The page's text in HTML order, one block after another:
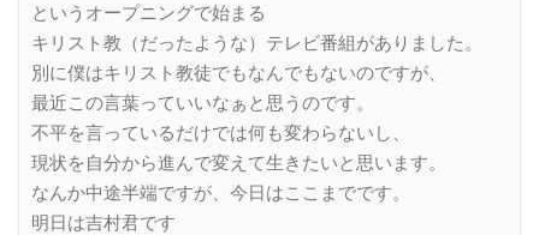
というオープニングで始まる
キリスト教（だったような）テレビ番組がありました。
別に僕はキリスト教徒でもなんでもないのですが、
最近この言葉っていいなぁと思うのです。
不平を言っているだけでは何も変わらないし、
現状を自分から進んで変えて生きたいと思います。
なんか中途半端ですが、今日はここまでです。
明日は吉村君です